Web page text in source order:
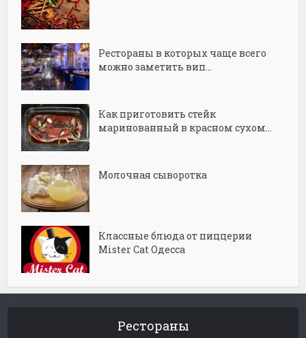
Рестораны в которых чаще всего
можно заметить вип...
Как приготовить стейк
маринованный в красном сухом...
Молочная сыворотка
Классные блюда от пиццерии
Mister Cat Одесса
Рестораны